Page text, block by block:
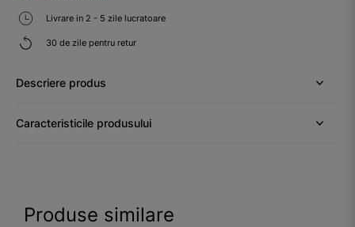
Livrare in 2 - 5 zile lucratoare
30 de zile pentru retur
Descriere produs
Caracteristicile produsului
Produse similare